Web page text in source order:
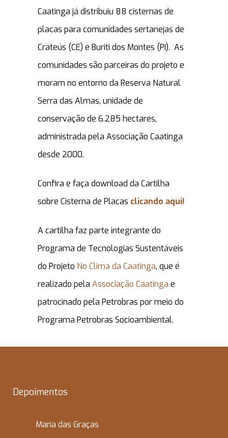
Caatinga já distribuiu 88 cisternas de
placas para comunidades sertanejas de
Crateús (CE) e Buriti dos Montes (PI). As
comunidades são parceiras do projeto e
moram no entorno da Reserva Natural
Serra das Almas, unidade de
conservação de 6.285 hectares,
administrada pela Associação Caatinga
desde 2000.
Confira e faça download da Cartilha
sobre Cisterna de Placas clicando aqui!
A cartilha faz parte integrante do
Programa de Tecnologias Sustentáveis
do Projeto No Clima da Caatinga, que é
realizado pela Associação Caatinga e
patrocinado pela Petrobras por meio do
Programa Petrobras Socioambiental.
Depoimentos
Maria das Graças